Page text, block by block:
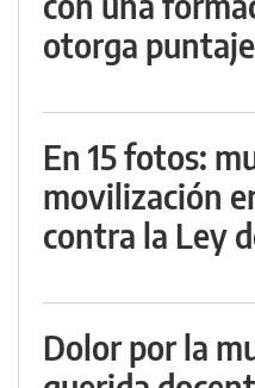
otorga puntaje
En 15 fotos:
movilización
contra la Ley
Dolor por la